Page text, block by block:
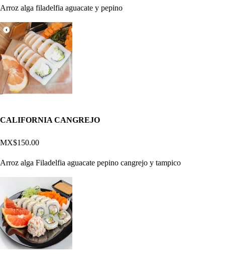
Arroz alga filadelfia aguacate y pepino
CALIFORNIA CANGREJO
MX$150.00
Arroz alga Filadelfia aguacate pepino cangrejo y tampico